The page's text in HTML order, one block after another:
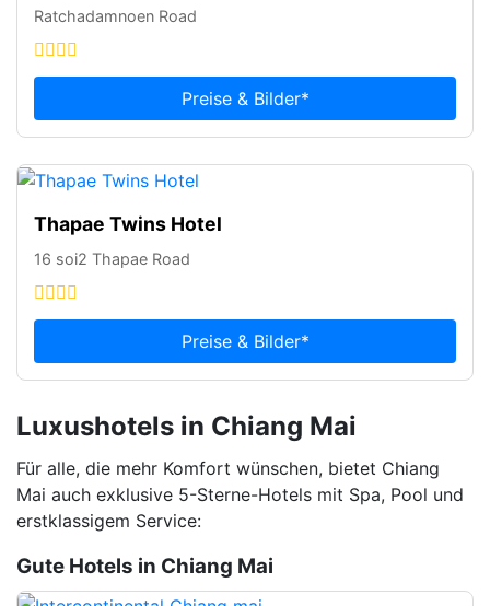
Ratchadamnoen Road
Preise & Bilder*
Thapae Twins Hotel
16 soi2 Thapae Road
Preise & Bilder*
Luxushotels in Chiang Mai
Für alle, die mehr Komfort wünschen, bietet Chiang
Mai auch exklusive 5-Sterne-Hotels mit Spa, Pool und
erstklassigem Service:
Gute Hotels in Chiang Mai